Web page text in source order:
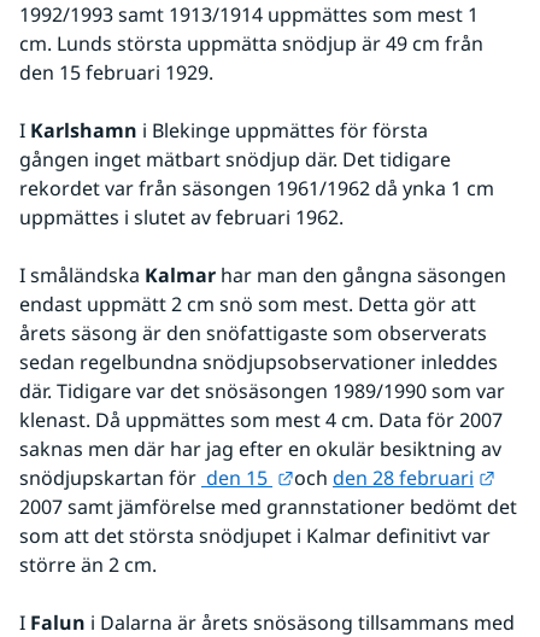
1992/1993 samt 1913/1914 uppmättes som mest 1
cm. Lunds största uppmätta snödjup är 49 cm från
den 15 februari 1929.
I Karlshamn i Blekinge uppmättes för första
gången inget mätbart snödjup där. Det tidigare
rekordet var från säsongen 1961/1962 då ynka 1 cm
uppmättes i slutet av februari 1962.
I småländska Kalmar har man den gångna säsongen
endast uppmätt 2 cm snö som mest. Detta gör att
årets säsong är den snöfattigaste som observerats
sedan regelbundna snödjupsobservationer inleddes
där. Tidigare var det snösäsongen 1989/1990 som var
klenast. Då uppmättes som mest 4 cm. Data för 2007
saknas men där har jag efter en okulär besiktning av
snödjupskartan för den 15 Länk till annan webbplats.
och den 28 februari
2007 samt jämförelse med grannstationer bedömt det
som att det största snödjupet i Kalmar definitivt var
större än 2 cm.
I Falun i Dalarna är årets snösäsong tillsammans med